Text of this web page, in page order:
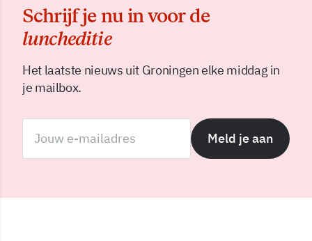
Schrijf je nu in voor de
luncheditie
Het laatste nieuws uit Groningen elke middag in
je mailbox.
Meld je aan